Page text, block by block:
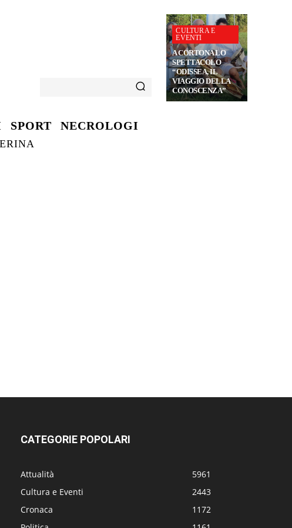
CULTURA E
EVENTI
A CORTONA LO
SPETTACOLO
“ODISSEA, IL
VIAGGIO DELLA
CONOSCENZA”
SPORT NECROLOGI
CATEGORIE POPOLARI
Attualità
5961
Cultura e Eventi
2443
Cronaca
1172